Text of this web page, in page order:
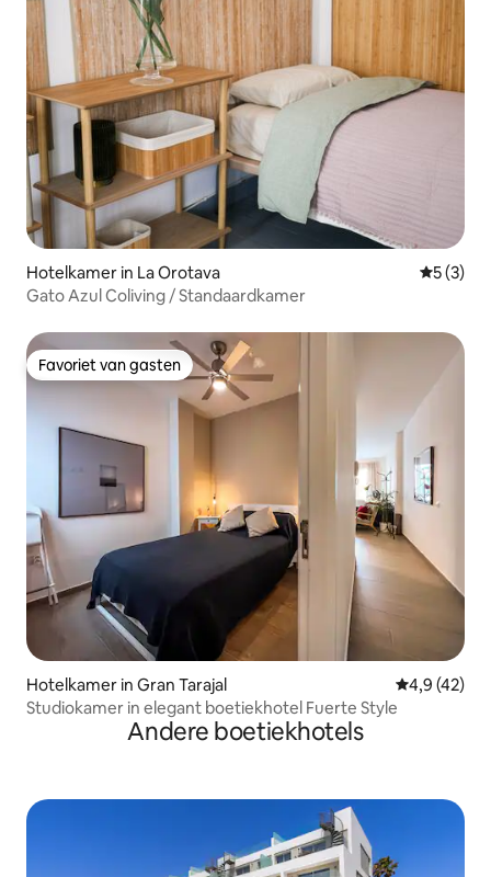
Hotelkamer in La Orotava
5 (3)
Gato Azul Coliving / Standaardkamer
Favoriet van gasten
Favoriet van gasten
Hotelkamer in Gran Tarajal
4,9 (42)
Studiokamer in elegant boetiekhotel Fuerte Style
Andere boetiekhotels